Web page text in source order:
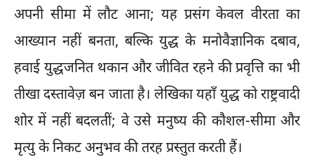
अपनी सीमा में लौट आना; यह प्रसंग केवल वीरता का
आख्यान नहीं बनता, बल्कि युद्ध के मनोवैज्ञानिक दबाव,
हवाई युद्धजनित थकान और जीवित रहने की प्रवृत्ति का भी
तीखा दस्तावेज़ बन जाता है। लेखिका यहाँ युद्ध को राष्ट्रवादी
शोर में नहीं बदलतीं; वे उसे मनुष्य की कौशल-सीमा और
मृत्यु के निकट अनुभव की तरह प्रस्तुत करती हैं।